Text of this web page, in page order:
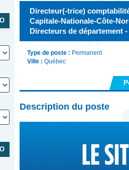
Directeur(-trice)
Capitale-Nationale-Côte-
Directeurs de département
Type de poste : Permanent
Ville : Québec
Description du poste